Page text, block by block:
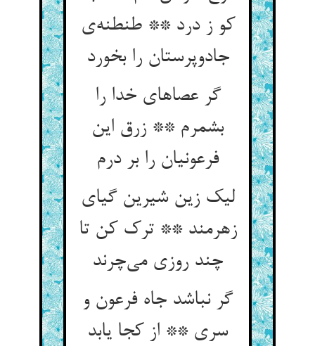
کو ز درد ** طنطنه‌ی
جادوپرستان را بخورد
گر عصاهای خدا را
بشمرم ** زرق این
فرعونیان را بر درم
لیک زین شیرین گیای
زهرمند ** ترک کن تا
چند روزی می‌چرند
گر نباشد جاه فرعون و
سری ** از کجا یابد